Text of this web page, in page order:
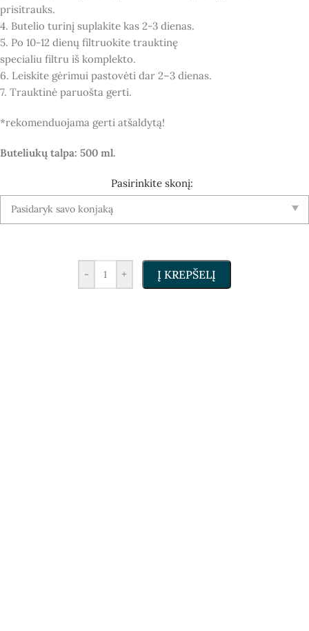
prisitrauks.
4. Butelio turinį suplakite kas 2-3 dienas.
5. Po 10-12 dienų filtruokite trauktinę
specialiu filtru iš komplekto.
6. Leiskite gėrimui pastovėti dar 2–3 dienas.
7. Trauktinė paruošta gerti.
*rekomenduojama gerti atšaldytą!
Buteliukų talpa: 500 ml.
Pasirinkite skonį:
- + Į KREPŠELĮ